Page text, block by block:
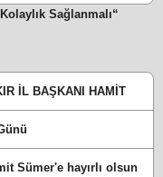
Sağlanmalı“
İL BAŞKANI HAMİT
Sümer'e hayırlı olsun